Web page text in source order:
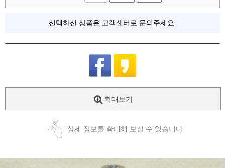
선택하신 상품은 고객센터로 문의주세요.
확대보기
상세 정보를 확대해 보실 수 있습니다